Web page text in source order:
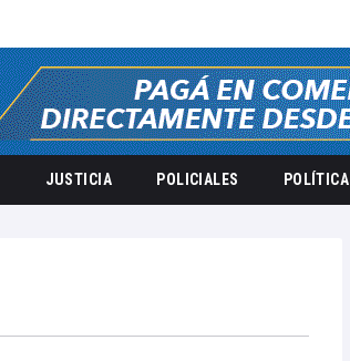
JUSTICIA POLICIALES POLÍTICA